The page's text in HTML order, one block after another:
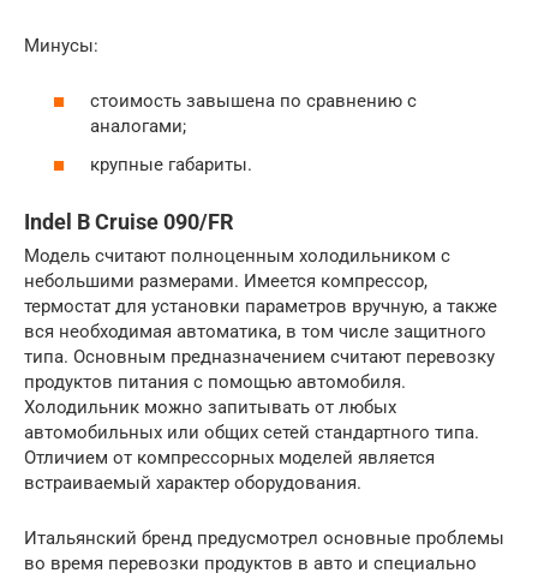
Минусы:
стоимость завышена по сравнению с
аналогами;
крупные габариты.
Indel B Cruise 090/FR
Модель считают полноценным холодильником с
небольшими размерами. Имеется компрессор,
термостат для установки параметров вручную, а также
вся необходимая автоматика, в том числе защитного
типа. Основным предназначением считают перевозку
продуктов питания с помощью автомобиля.
Холодильник можно запитывать от любых
автомобильных или общих сетей стандартного типа.
Отличием от компрессорных моделей является
встраиваемый характер оборудования.
Итальянский бренд предусмотрел основные проблемы
во время перевозки продуктов в авто и специально